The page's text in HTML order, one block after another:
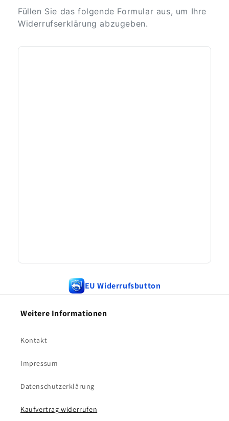
Füllen Sie das folgende Formular aus, um Ihre
Widerrufserklärung abzugeben.
EU Widerrufsbutton
Weitere Informationen
Kontakt
Impressum
Datenschutzerklärung
Kaufvertrag widerrufen